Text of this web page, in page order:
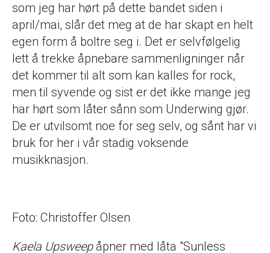
som jeg har hørt på dette bandet siden i
april/mai, slår det meg at de har skapt en helt
egen form å boltre seg i. Det er selvfølgelig
lett å trekke åpnebare sammenligninger når
det kommer til alt som kan kalles for rock,
men til syvende og sist er det ikke mange jeg
har hørt som låter sånn som Underwing gjør.
De er utvilsomt noe for seg selv, og sånt har vi
bruk for her i vår stadig voksende
musikknasjon.
Foto: Christoffer Olsen
Kaela Upsweepåpner med låta "Sunless